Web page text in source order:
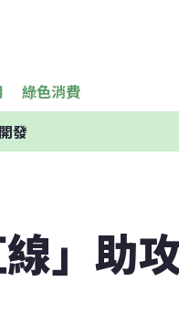
綠色消費
發
」助